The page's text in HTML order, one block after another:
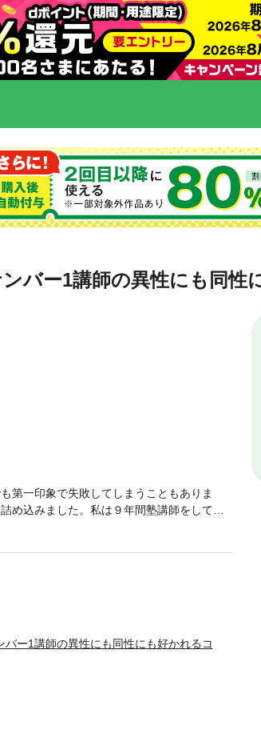
バー1講師の異性にも同性
第一印象で失敗してしまうこともありま
め込みました。私は９年間塾講師をしてい
く、人を相手にするからこそ、好感を与え
与える力」。これを後天的に身につける方
の理論を構築することができました。そし
ー１講師となるために築いた好感を与える
、そしてこの方法論は誰に対しても有効で
法論まで事細かに詰め込んでいます。恋人
てていただけます。本書の構成… 以上ま
ー1講師の異性にも同性にも好かれるコ